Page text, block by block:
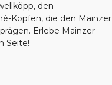
den
Köpfen, die den Mainzer
Erlebe Mainzer
Seite!